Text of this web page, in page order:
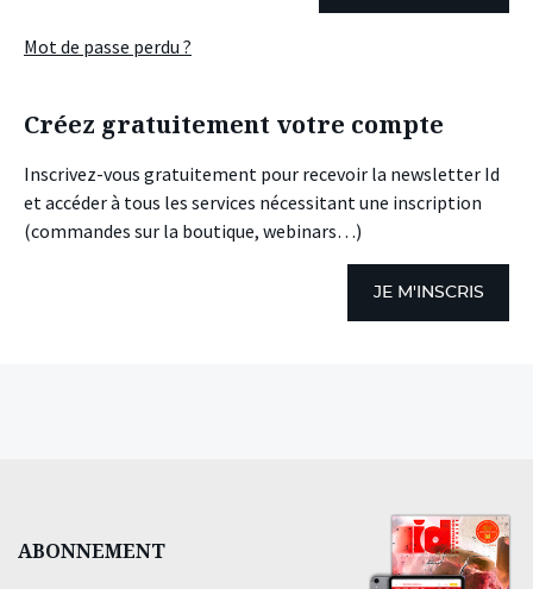
Mot de passe perdu ?
Créez gratuitement votre compte
Inscrivez-vous gratuitement pour recevoir la newsletter Id
et accéder à tous les services nécessitant une inscription
(commandes sur la boutique, webinars…)
JE M'INSCRIS
ABONNEMENT